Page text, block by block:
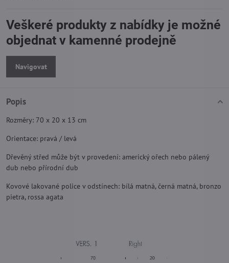
Veškeré produkty z nabídky je možné
objednat v kamenné prodejně
Navigovat
Popis
Rozměry: 70 x 20 x 13 cm
Orientace: pravá / levá
Dřevěný střed může být v provedení: americký ořech nebo pálený
dub nebo přírodní dub
Kovové lakované police v odstínech: bílá matná, černá matná, bronzo
pietra, rossa agata